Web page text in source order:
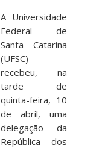
A Universidade
Federal de
Santa Catarina
(UFSC)
recebeu, na
tarde de
quinta-feira, 10
de abril, uma
delegação da
República dos